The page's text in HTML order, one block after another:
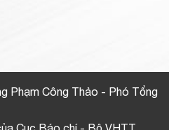
Phạm Công Thảo - Phó Tổng